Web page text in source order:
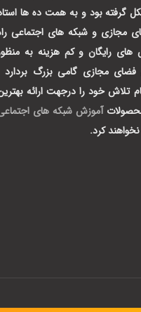
گرفته بود و به همت ده ها
مجازی و شبکه های اجتماعی
های رایگان و کم هزینه به
فضای مجازی گامی بزرگ
تلاش خود را درجهت ارائه
آموزش شبکه های
کرد.